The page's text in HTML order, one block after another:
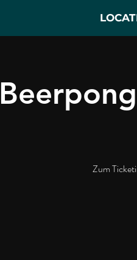
Zum